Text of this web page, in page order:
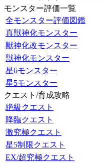
モンスター評価一覧
全モンスター評価図鑑
真獣神化モンスター
獣神化改モンスター
獣神化モンスター
星6モンスター
星5モンスター
クエスト/育成攻略
絶級クエスト
降臨クエスト
激究極クエスト
星5制限クエスト
EX/超究極クエスト